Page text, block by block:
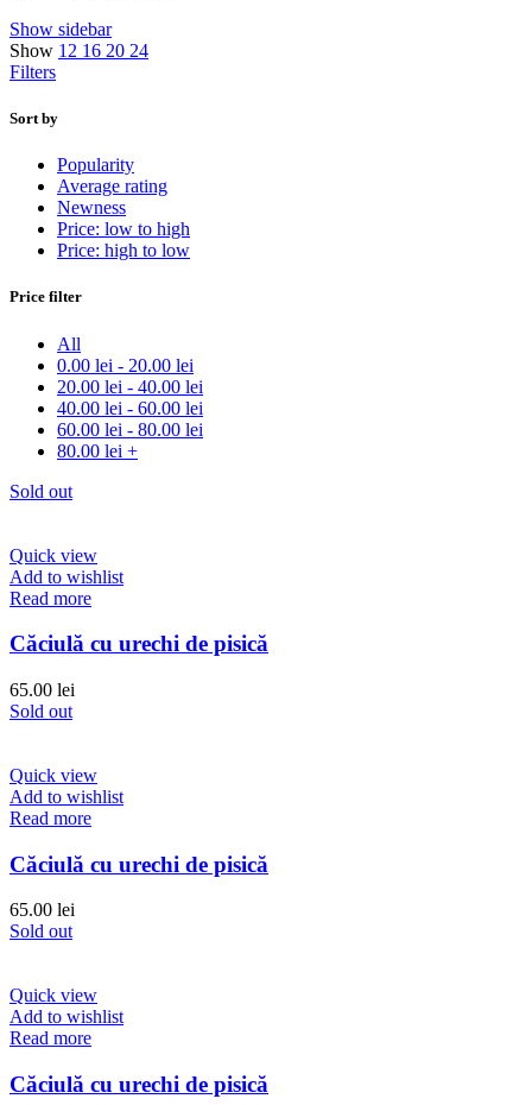
Show sidebar
Show 12 16 20 24
Filters
Sort by
Popularity
Average rating
Newness
Price: low to high
Price: high to low
Price filter
All
0.00 lei - 20.00 lei
20.00 lei - 40.00 lei
40.00 lei - 60.00 lei
60.00 lei - 80.00 lei
80.00 lei +
Sold out
Quick view
Add to wishlist
Read more
Căciulă cu urechi de pisică
65.00 lei
Sold out
Quick view
Add to wishlist
Read more
Căciulă cu urechi de pisică
65.00 lei
Sold out
Quick view
Add to wishlist
Read more
Căciulă cu urechi de pisică